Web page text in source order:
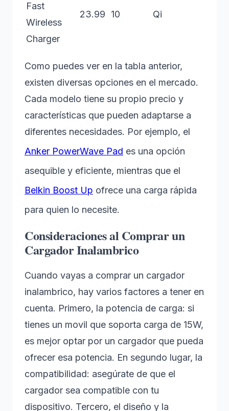
Fast
Wireless
Charger
23.99 10 Qi
Como puedes ver en la tabla anterior,
existen diversas opciones en el mercado.
Cada modelo tiene su propio precio y
características que pueden adaptarse a
diferentes necesidades. Por ejemplo, el
Anker PowerWave Pad es una opción
asequible y eficiente, mientras que el
Belkin Boost Up ofrece una carga rápida
para quien lo necesite.
Consideraciones al Comprar un
Cargador Inalambrico
Cuando vayas a comprar un cargador
inalambrico, hay varios factores a tener en
cuenta. Primero, la potencia de carga: si
tienes un movil que soporta carga de 15W,
es mejor optar por un cargador que pueda
ofrecer esa potencia. En segundo lugar, la
compatibilidad: asegúrate de que el
cargador sea compatible con tu
dispositivo. Tercero, el diseño y la